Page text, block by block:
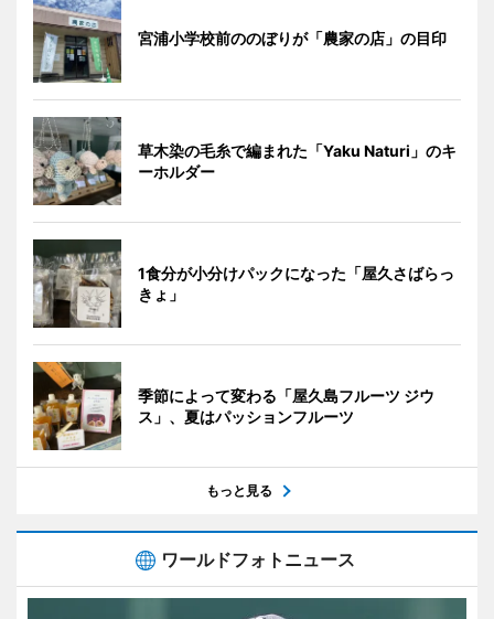
宮浦小学校前ののぼりが「農家の店」の目印
草木染の毛糸で編まれた「Yaku Naturi」のキ
ーホルダー
1食分が小分けパックになった「屋久さばらっ
きょ」
季節によって変わる「屋久島フルーツ ジウ
ス」、夏はパッションフルーツ
もっと見る
ワールドフォトニュース